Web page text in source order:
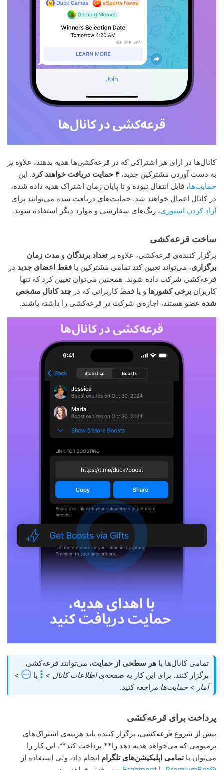
کانال‌ها در ازای هر اشتراکی که در قرعه‌کشی‌ها هدیه بدهند، علاوه بر
به دست آوردن مشترکین جدید، ۴ حمایت دریافت خواهند کرد
. این
حمایت‌ها، قابل انتقال نبوده و تا پایان زمان اشتراک هدیه داده شده،
در کانال اعمال خواهند شد. حمایت‌های دریافت شده می‌توانند برای
آزاد کردن استوری، رنگ‌های سفارشی و موارد دیگر استفاده شوند.
ساخت قرعه‌کشی
برگزار کننده‌ی قرعه‌کشی، علاوه برتعداد برندگان و مدت زمان
برگزاری، می‌تواند تعیین کند تمامی مشترکین یا فقط اعضای جدید در
قرعه‌کشی شرکت داده شوند. همچنین می‌توان تعیین کرد که تنها
کاربران برخی کشورها و یا فقط کاربرانی که در چند کانال مشخص
شده عضو هستند، اجازه‌ی شرکت در قرعه‌کشی را داشته باشند.
تمامی کانال‌ها با هر سطحی از حمایت، می‌توانند قرعه‌کشی
برگزار کنند. برای این کار به صفحه‌یاطلاعات کانال > یا
>
آمار > حمایت‌ها مراجعه کنید.
پرداخت برای قرعه‌کشی
پیش از شروع قرعه‌کشی، برگزار کننده باید هزینه‌ی اشتراک‌های
پرمیومی که می‌خواهد هدیه دهد را** پرداخت کند**. این کار را
می‌توان باتمامی اپلیکیشن‌های تلگرام انجام داد، ولی استفاده از